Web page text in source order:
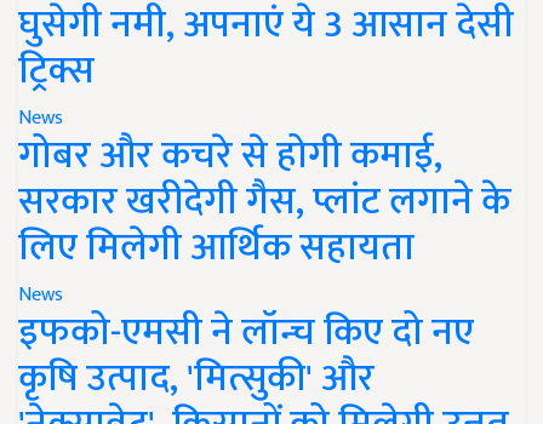
घुसेगी नमी, अपनाएं ये 3 आसान देसी
ट्रिक्स
News
गोबर और कचरे से होगी कमाई,
सरकार खरीदेगी गैस, प्लांट लगाने के
लिए मिलेगी आर्थिक सहायता
News
इफको-एमसी ने लॉन्च किए दो नए
कृषि उत्पाद, 'मित्सुकी' और